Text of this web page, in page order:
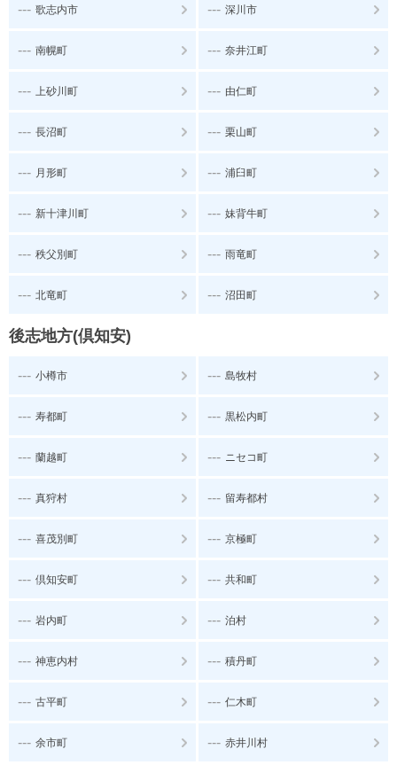
--- 歌志内市 --- 深川市
--- 南幌町 --- 奈井江町
--- 上砂川町 --- 由仁町
--- 長沼町 --- 栗山町
--- 月形町 --- 浦臼町
--- 新十津川町 --- 妹背牛町
--- 秩父別町 --- 雨竜町
--- 北竜町 --- 沼田町
後志地方(倶知安)
--- 小樽市 --- 島牧村
--- 寿都町 --- 黒松内町
--- 蘭越町 --- ニセコ町
--- 真狩村 --- 留寿都村
--- 喜茂別町 --- 京極町
--- 倶知安町 --- 共和町
--- 岩内町 --- 泊村
--- 神恵内村 --- 積丹町
--- 古平町 --- 仁木町
--- 余市町 --- 赤井川村